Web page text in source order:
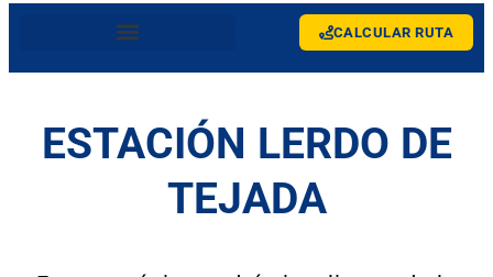
CALCULAR RUTA
ESTACIÓN LERDO DE
TEJADA